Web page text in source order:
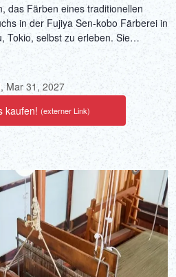
das Färben eines traditionellen
in der Fujiya Sen-kobo Färberei in
Tokio, selbst zu erleben. Sie
dem Handtuch mit der traditionellen
Stoff von Hand mit dem Pinsel
Werkzeug als auch die passende
Färbeergebnis unerlässlich.
mit Lehmboden zu färben,
vormodernen Japans atmet, ist wie
Mar 31, 2027
kaufen! (externer Link)